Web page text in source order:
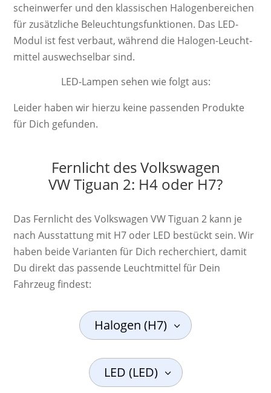
schein­werfer und den klas­sisch­en Ha­lo­gen­be­reich­en
für zu­sätz­liche Be­leucht­ungs­funk­tion­en. Das LED-
Modul ist fest ver­baut, wäh­rend die Ha­lo­gen-Leucht­
mittel aus­wech­sel­bar sind.
LED-Lampen sehen wie folgt aus:
Leider haben wir hierzu keine passenden Produkte
für Dich gefunden.
Fernlicht des Volkswagen
VW Tiguan 2: H4 oder H7?
Das Fernlicht des Volkswagen VW Tiguan 2 kann je
nach Ausstattung mit H7 oder LED bestückt sein. Wir
haben beide Varianten für Dich recherchiert, damit
Du direkt das passende Leuchtmittel für Dein
Fahrzeug findest:
Halogen (H7)
LED (LED)